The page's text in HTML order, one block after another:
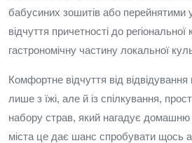
бабусиних зошитів або перейнятими
відчуття причетності до регіональної
гастрономічну частину локальної
Комфортне відчуття від
лише з їжі, але й із спілкування,
набору страв, який нагадує домашню
міста це дає шанс спробувати щось